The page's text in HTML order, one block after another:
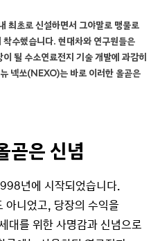
최초로 신설하면서 그야말로 맹물로
수했습니다. 현대차와 연구원들은
될 수소연료전지 기술 개발에 과감히
넥쏘(NEXO)는 바로 이러한 올곧은
곧은 신념
년에 시작되었습니다.
아니었고, 당장의 수익을
대를 위한 사명감과 신념으로